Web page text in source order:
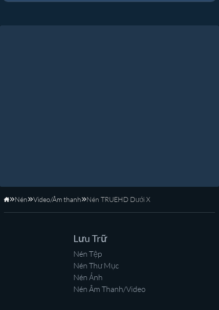
Trang Chủ
Nén Video/Âm thanh Nén TRUEHD Dưới X
Lưu Trữ
Nén Tệp
Nén Thư Mục
Nén Ảnh
Nén Âm Thanh/Video